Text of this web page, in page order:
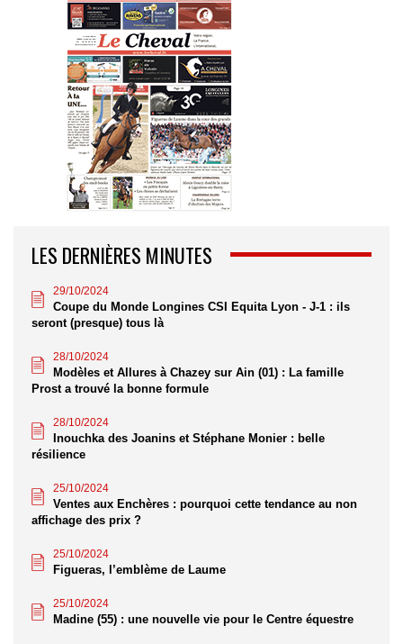
LES DERNIÈRES MINUTES
29/10/2024
Coupe du Monde Longines CSI Equita Lyon - J-1 : ils
seront (presque) tous là
28/10/2024
Modèles et Allures à Chazey sur Ain (01) : La famille
Prost a trouvé la bonne formule
28/10/2024
Inouchka des Joanins et Stéphane Monier : belle
résilience
25/10/2024
Ventes aux Enchères : pourquoi cette tendance au non
affichage des prix ?
25/10/2024
Figueras, l’emblème de Laume
25/10/2024
Madine (55) : une nouvelle vie pour le Centre équestre